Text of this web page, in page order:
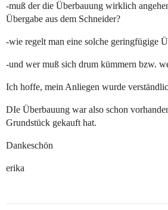
-muß der die Überbauung wirklich
Übergabe aus dem Schneider?
-wie regelt man eine solche geringfügige
-und wer muß sich drum kümmern bzw.
Ich hoffe, mein Anliegen wurde
DIe Überbauung war also schon
Grundstück gekauft hat.
Dankeschön
erika